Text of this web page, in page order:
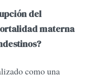
del
materna
como una